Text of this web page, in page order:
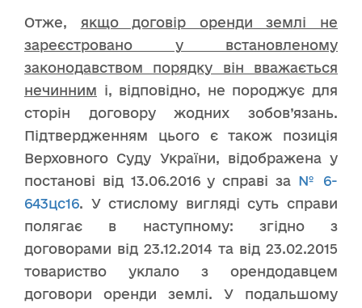
Отже, якщо договір оренди землі не
зареєстровано у встановленому
законодавством порядку він вважається
нечинним і, відповідно, не породжує для
сторін договору жодних зобов’язань.
Підтвердженням цього є також позиція
Верховного Суду України, відображена у
постанові від 13.06.2016 у справі за № 6-
643цс16. У стислому вигляді суть справи
полягає в наступному: згідно з
договорами від 23.12.2014 та від 23.02.2015
товариство уклало з орендодавцем
договори оренди землі. У подальшому